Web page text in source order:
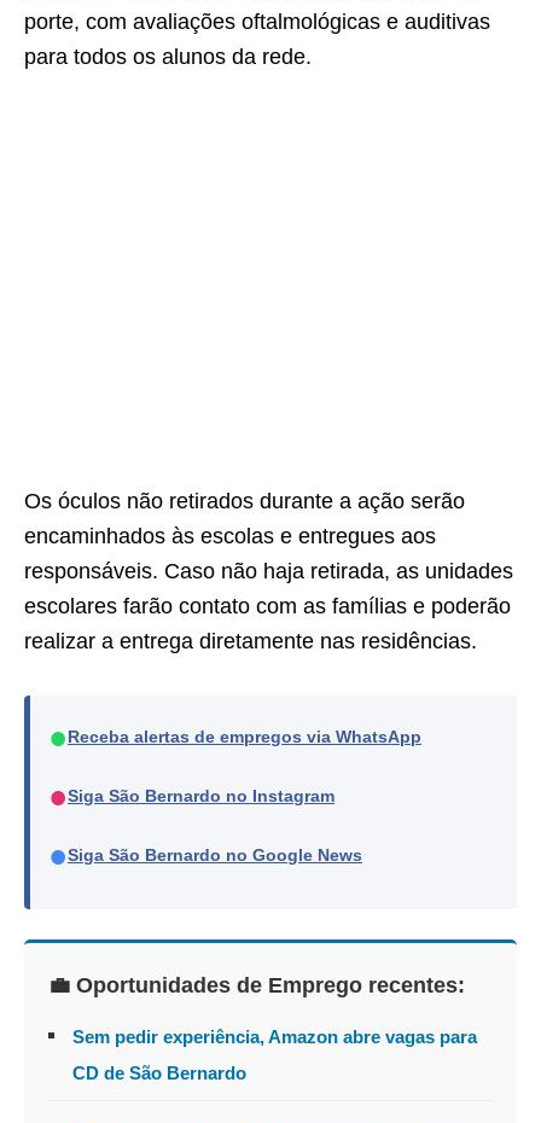
porte, com avaliações oftalmológicas e auditivas
para todos os alunos da rede.
Os óculos não retirados durante a ação serão
encaminhados às escolas e entregues aos
responsáveis. Caso não haja retirada, as unidades
escolares farão contato com as famílias e poderão
realizar a entrega diretamente nas residências.
● Receba alertas de empregos via WhatsApp
●Siga São Bernardo no Instagram
●Siga São Bernardo no Google News
💼 Oportunidades de Emprego recentes:
Sem pedir experiência, Amazon abre vagas para
CD de São Bernardo